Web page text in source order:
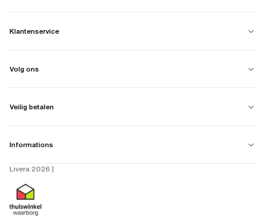
Klantenservice
Volg ons
Veilig betalen
Informations
Livera 2026 |